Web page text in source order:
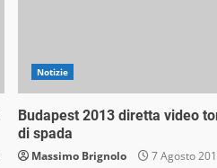
Notizie
Budapest 2013 diretta video
di spada
Massimo Brignolo 7 Agosto